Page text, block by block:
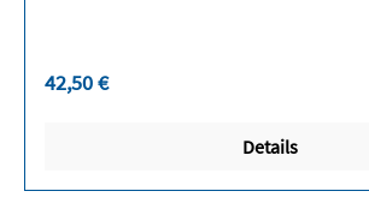
Regulärer Preis:
42,50 €
Details